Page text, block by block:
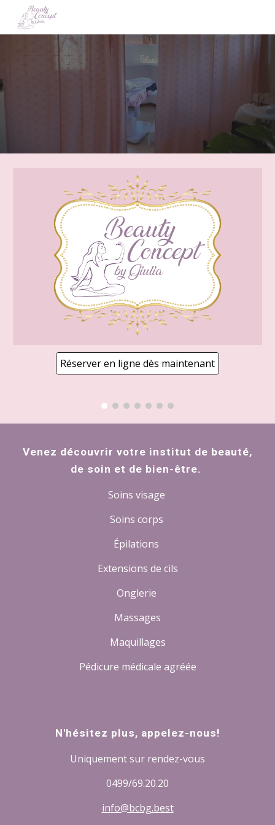
Skip to main content
Réserver en ligne dès maintenant
Venez découvrir votre institut de beauté,
de soin et de bien-être.
Soins visage
Soins corps
Épilations
Extensions de cils
Onglerie
Massages
Maquillages
Pédicure médicale agréée
N'hésitez plus, appelez-nous!
Uniquement sur rendez-vous
0499/69.20.20
info@bcbg.best